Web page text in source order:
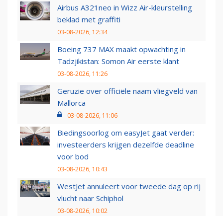
Airbus A321neo in Wizz Air-kleurstelling
beklad met graffiti
03-08-2026, 12:34
Boeing 737 MAX maakt opwachting in
Tadzjikistan: Somon Air eerste klant
03-08-2026, 11:26
Geruzie over officiële naam vliegveld van
Mallorca
03-08-2026, 11:06
Biedingsoorlog om easyJet gaat verder:
investeerders krijgen dezelfde deadline
voor bod
03-08-2026, 10:43
WestJet annuleert voor tweede dag op rij
vlucht naar Schiphol
03-08-2026, 10:02